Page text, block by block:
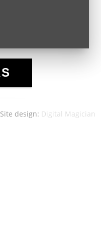
Site design: Digital Magician